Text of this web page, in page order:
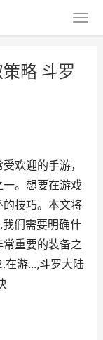
略 斗罗
欢迎的手游，
。想要在游戏
技巧。本文将
们需要明确什
重要的装备之
在游...,斗罗大陆